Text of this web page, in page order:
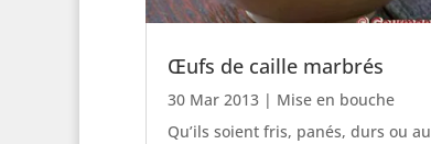
Œufs de caille marbrés
30 Mar 2013 | Mise en bouche
Qu’ils soient fris, panés, durs ou